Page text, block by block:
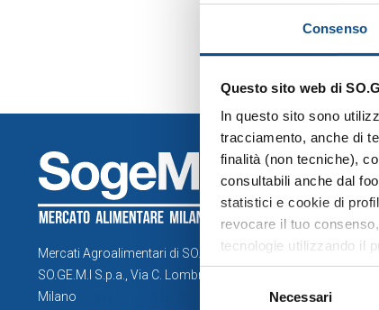
Consenso
Questo sito web di
In questo sito sono
tracciamento, anche di
finalità (non tecniche),
consultabili anche dal
statistici e cookie di
revocare il tuo
tecnologie utilizzando il
tecnici”, continui la
quanto riguarda ulteriori
Selezione
Necessari
Mercati Agroalimentari di SO.GE.M.I. Spa
SO.GE.M.I S.p.a., Via C. Lombroso 54,
Milano
Servizi